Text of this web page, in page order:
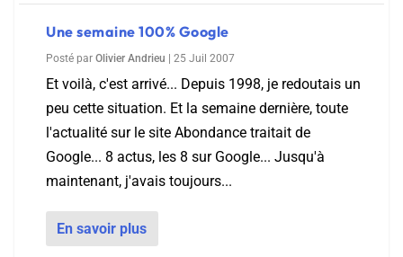
Une semaine 100% Google
Posté par Olivier Andrieu 25 Juil 2007
Et voilà, c'est arrivé... Depuis 1998, je redoutais un
peu cette situation. Et la semaine dernière, toute
l'actualité sur le site Abondance traitait de
Google... 8 actus, les 8 sur Google... Jusqu'à
maintenant, j'avais toujours...
En savoir plus